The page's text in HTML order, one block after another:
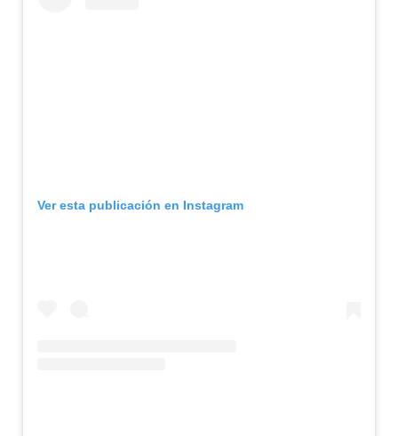
Ver esta publicación en Instagram